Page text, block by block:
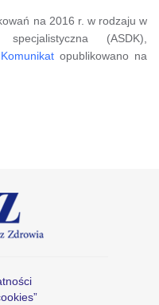
na 2016 r. w rodzaju w
(ASDK),
Komunikatopublikowano na